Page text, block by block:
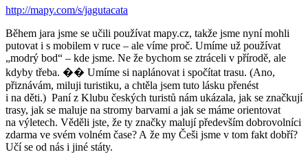
http://mapy.com/s/jagutacata
Během jara jsme se učili používat mapy.cz, takže jsme nyní mohli
putovat i s mobilem v ruce – ale víme proč. Umíme už používat
„modrý bod“ – kde jsme. Ne že bychom se ztráceli v přírodě, ale
kdyby třeba. �� Umíme si naplánovat i spočítat trasu. (Ano,
přiznávám, miluji turistiku, a chtěla jsem tuto lásku přenést
i na děti.) Paní z Klubu českých turistů nám ukázala, jak se značkují
trasy, jak se maluje na stromy barvami a jak se máme orientovat
na výletech. Věděli jste, že ty značky malují především dobrovolníci
zdarma ve svém volném čase? A že my Češi jsme v tom fakt dobří?
Učí se od nás i jiné státy.